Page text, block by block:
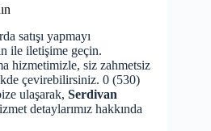
satışı yapmayı
ile iletişime geçin.
hizmetimizle, siz zahmetsiz
çevirebilirsiniz. 0 (530)
ulaşarak, Serdivan
detaylarımız hakkında